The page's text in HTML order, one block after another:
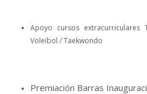
Apoyo cursos
Voleibol / Taekwondo
Premiación Barras